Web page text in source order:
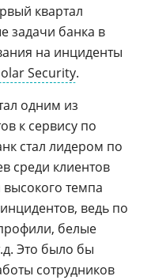
квартал
задачи банка в
на инциденты
Security.
одним из
к сервису по
стал лидером по
среди клиентов
высокого темпа
ведь по
белые
Это было бы
сотрудников